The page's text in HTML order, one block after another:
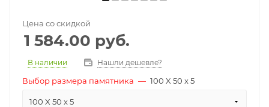
Цена со скидкой
1 584.00 руб.
В наличии Нашли дешевле?
Выбор размера памятника — 100 X 50 x 5
100 X 50 x 5